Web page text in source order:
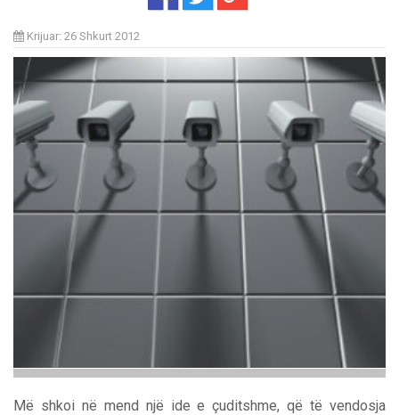
Krijuar: 26 Shkurt 2012
Më shkoi në mend një ide e çuditshme, që të vendosja